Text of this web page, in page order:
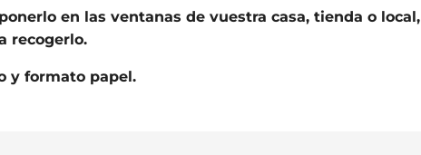
en las ventanas de vuestra casa, tienda o local,
recogerlo.
y formato papel.